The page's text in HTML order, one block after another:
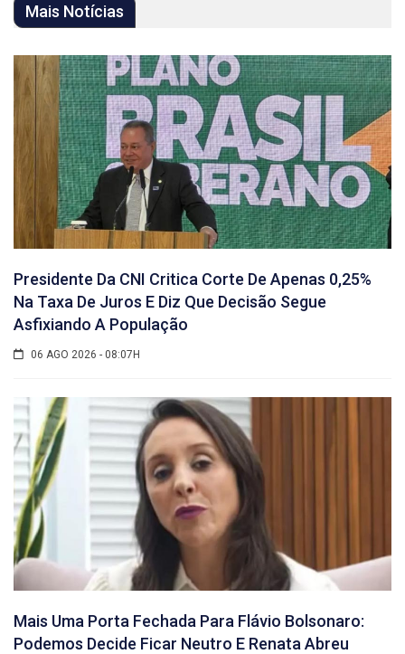
Mais Notícias
Presidente Da CNI Critica Corte De Apenas 0,25%
Na Taxa De Juros E Diz Que Decisão Segue
Asfixiando A População
06 AGO 2026 - 08:07H
Mais Uma Porta Fechada Para Flávio Bolsonaro:
Podemos Decide Ficar Neutro E Renata Abreu